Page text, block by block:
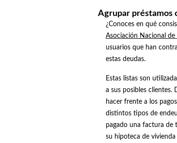
Agrupar préstamos
¿Conoces en qué
Asociación Nacional
usuarios que han
estas deudas.
Estas listas son
a sus posibles clientes.
hacer frente a los
distintos tipos de
pagado una factura de
su hipoteca de